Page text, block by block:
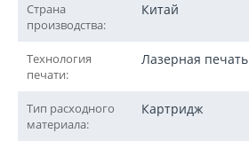
Страна
производства:
Китай
Технология
печати:
Лазерная печать
Тип расходного
материала:
Картридж